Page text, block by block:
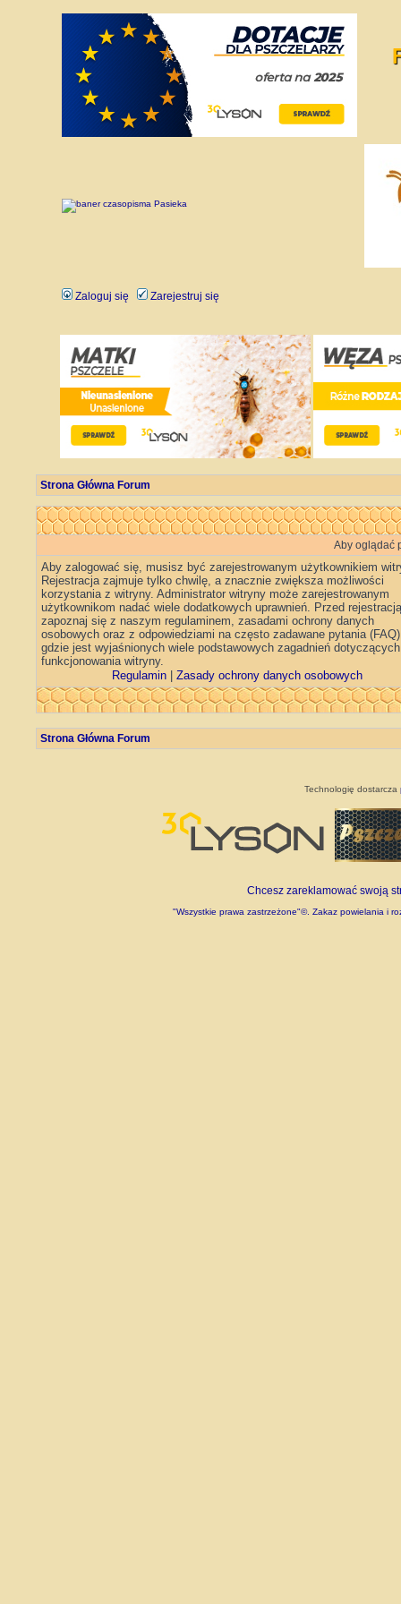
Zaloguj się Zarejestruj się
Strona Główna Forum
Aby oglądać
Aby zalogować się, musisz być zarejestrowanym użytkownikiem
Rejestracja zajmuje tylko chwilę, a znacznie zwiększa możliwości
korzystania z witryny. Administrator witryny może zarejestrowanym
użytkownikom nadać wiele dodatkowych uprawnień. Przed rejestracją
zapoznaj się z naszym regulaminem, zasadami ochrony danych
osobowych oraz z odpowiedziami na często zadawane pytania
gdzie jest wyjaśnionych wiele podstawowych zagadnień dotyczących
funkcjonowania witryny.
Regulamin
Zasady ochrony danych osobowych
Strona Główna Forum
Technologię dostarcza
Chcesz zareklamować swoją
"Wszystkie prawa zastrzeżone"©. Zakaz powielania i